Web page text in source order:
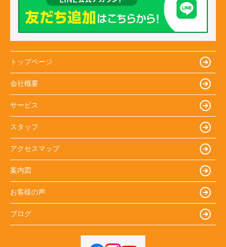
トップページ
会社概要
サービス
スタッフ
アクセスマップ
案内図
お客様の声
ブログ